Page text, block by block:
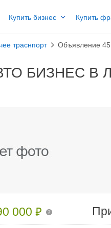
Купить бизнес Купить
траснпорт Объявление
БИЗНЕС В
000₽